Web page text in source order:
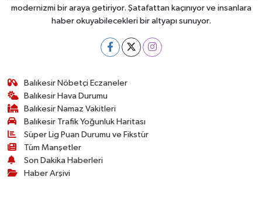
modernizmi bir araya getiriyor. Şatafattan kaçınıyor ve insanlara
haber okuyabilecekleri bir altyapı sunuyor.
Balıkesir Nöbetçi Eczaneler
Balıkesir Hava Durumu
Balıkesir Namaz Vakitleri
Balıkesir Trafik Yoğunluk Haritası
Süper Lig Puan Durumu ve Fikstür
Tüm Manşetler
Son Dakika Haberleri
Haber Arşivi
TEKNOLOJİ
VİZYONDAKİLER
YAŞAM